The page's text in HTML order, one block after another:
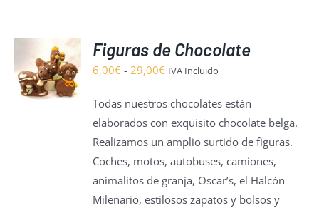
Figuras de Chocolate
6,00€ - 29,00€ Rango
precios:
desde
6,00€
hasta
29,00€
IVA Incluido
Todas nuestros chocolates están
elaborados con exquisito chocolate belga.
Realizamos un amplio surtido de figuras.
Coches, motos, autobuses, camiones,
animalitos de granja, Oscar’s, el Halcón
Milenario, estilosos zapatos y bolsos y